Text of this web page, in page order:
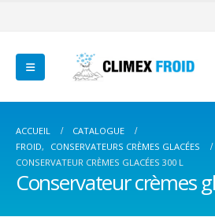
ACCUEIL
CATALOGUE
FROID,
CONSERVATEURS CRÈMES GLACÉES
CONSERVATEUR CRÈMES GLACÉES 300 L
Conservateur crèmes